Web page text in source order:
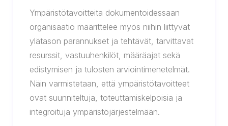
Ympäristötavoitteita dokumentoidessaan
organisaatio määrittelee myös niihin liittyvät
ylätason parannukset ja tehtävät, tarvittavat
resurssit, vastuuhenkilöt, määräajat sekä
edistymisen ja tulosten arviointimenetelmät.
Näin varmistetaan, että ympäristötavoitteet
ovat suunniteltuja, toteuttamiskelpoisia ja
integroituja ympäristöjärjestelmään.